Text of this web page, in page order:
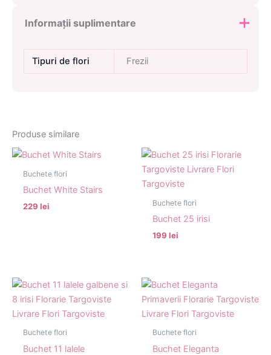
Informații suplimentare
Tipuri de flori Frezii
Produse similare
Buchete flori
Buchet White Stairs
229 lei Buchete flori
Buchet 25 irisi
199 lei
Buchete flori
Buchet 11 lalele
Buchete flori
Buchet Eleganta